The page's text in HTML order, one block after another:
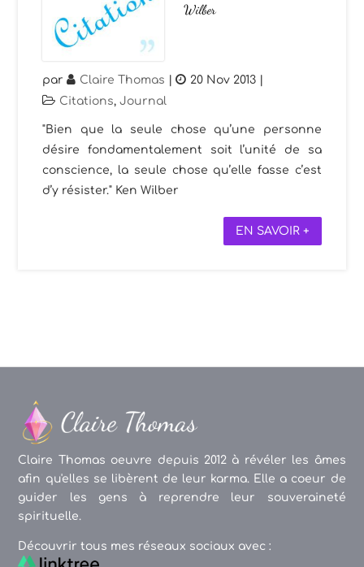
Wilber
par Claire Thomas | 20 Nov 2013 |
Citations,Journal
"Bien que la seule chose qu’une personne
désire fondamentalement soit l’unité de sa
conscience, la seule chose qu’elle fasse c’est
d’y résister." Ken Wilber
EN SAVOIR +
Claire Thomas oeuvre depuis 2012 à révéler les âmes
afin qu'elles se libèrent de leur karma. Elle a coeur de
guider les gens à reprendre leur souveraineté
spirituelle.
Découvrir tous mes réseaux sociaux avec :